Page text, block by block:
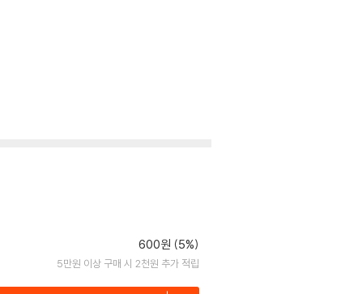
600원 (5%)
5만원 이상 구매 시 2천원 추가 적립